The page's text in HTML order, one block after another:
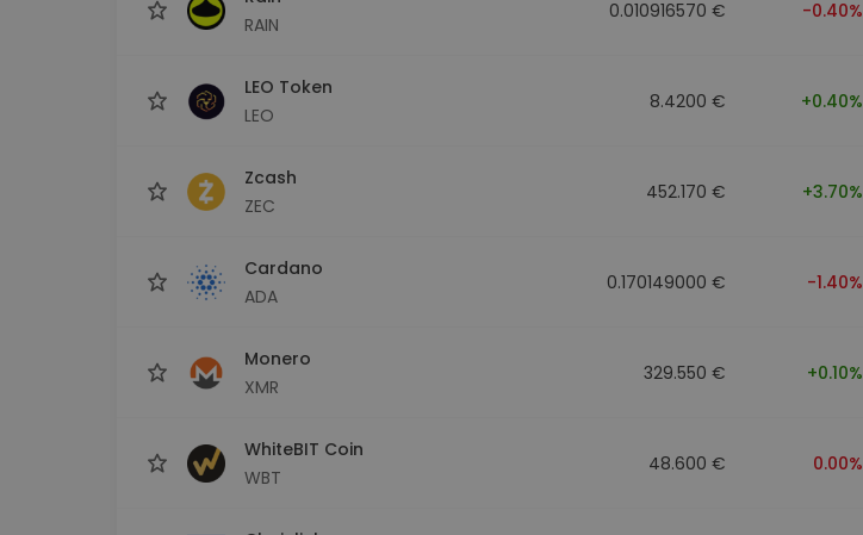
RAIN
0.010916570 € -0.40%
LEO Token
LEO
8.4200 € +0.40%
Zcash
ZEC
452.170 € +3.70%
Cardano
ADA
0.170149000 € -1.40%
Monero
XMR
329.550 € +0.10%
WhiteBIT Coin
WBT
48.600 € 0.00%